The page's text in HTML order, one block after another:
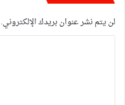
لن يتم نشر عنوان بريدك الإلكتروني.